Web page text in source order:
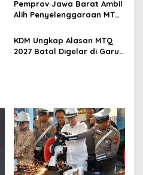
APBD Jabar 2027
Pemprov Jawa Barat Ambil
Alih Penyelenggaraan MTQ
Jadi Tuan Rumah
KDM Ungkap Alasan MTQ
2027 Batal Digelar di Garut,